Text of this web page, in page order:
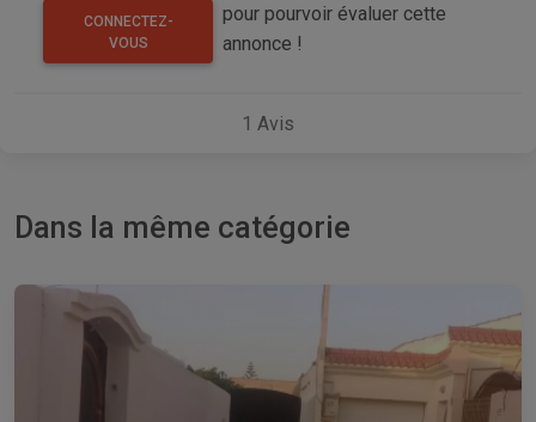
CONNECTEZ-
VOUS
pour pourvoir évaluer cette
annonce !
1 Avis
Dans la même catégorie